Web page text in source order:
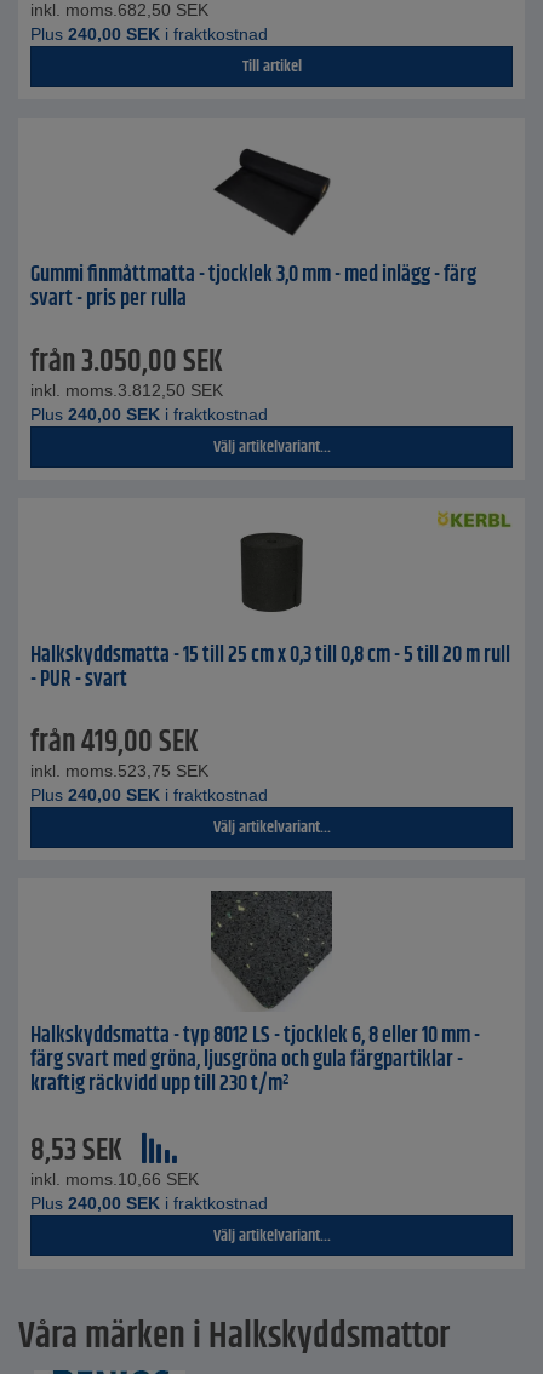
inkl. moms. 682,50 SEK
Plus 240,00 SEK i fraktkostnad
Till artikel
Gummi finmåttmatta - tjocklek 3,0 mm - med inlägg - färg
svart - pris per rulla
från3.050,00SEK
inkl. moms. 3.812,50 SEK
Plus 240,00 SEK i fraktkostnad
Välj artikelvariant...
Halkskyddsmatta - 15 till 25 cm x 0,3 till 0,8 cm - 5 till 20 m rull
- PUR - svart
från419,00SEK
inkl. moms. 523,75 SEK
Plus 240,00 SEK i fraktkostnad
Välj artikelvariant...
Halkskyddsmatta - typ 8012 LS - tjocklek 6, 8 eller 10 mm -
färg svart med gröna, ljusgröna och gula färgpartiklar -
kraftig räckvidd upp till 230 t/m²
8,53SEK
inkl. moms. 10,66 SEK
Plus 240,00 SEK i fraktkostnad
Välj artikelvariant...
Våra märken i Halkskyddsmattor